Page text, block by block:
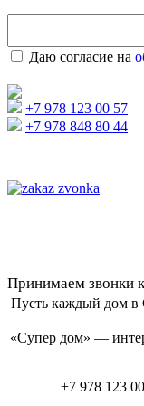
Даю согласие на
+7 978 123 00 57
+7 978 848 80 44
Принимаем звонки
Пусть каждый дом в
«Супер дом» —
+7 978 123